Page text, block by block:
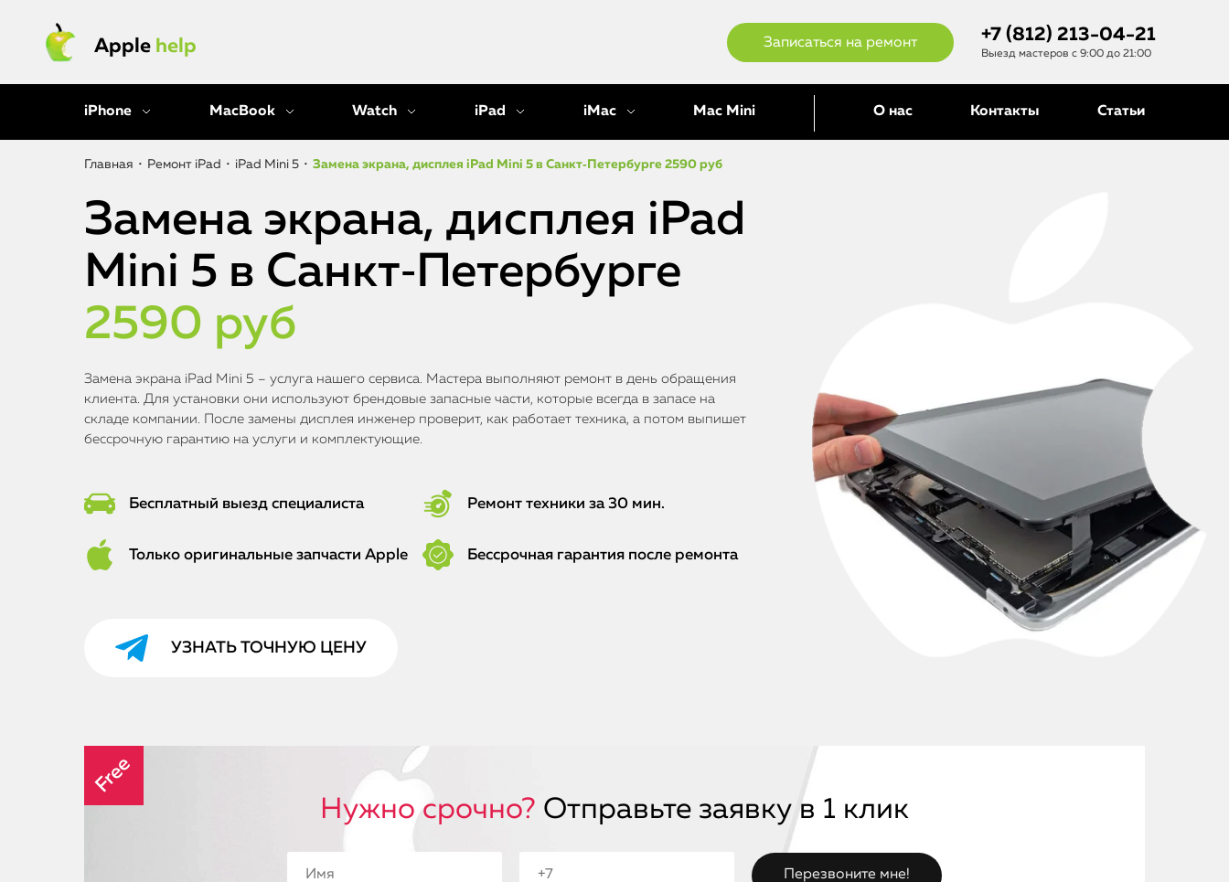
Apple help Записаться на ремонт +7 (812) 213-04-21
Выезд мастеров с 9:00 до 21:00
iPhone MacBook Watch iPad iMac Mac Mini О нас Контакты Статьи
Главная • Ремонт iPad • iPad Mini 5 • Замена экрана, дисплея iPad Mini 5 в Санкт‑Петербурге 2590 руб
Замена экрана, дисплея iPad
Mini 5 в Санкт‑Петербурге
2590 руб
Замена экрана iPad Mini 5 – услуга нашего сервиса. Мастера выполняют ремонт в день обращения
клиента. Для установки они используют брендовые запасные части, которые всегда в запасе на
складе компании. После замены дисплея инженер проверит, как работает техника, а потом выпишет
бессрочную гарантию на услуги и комплектующие.
Бесплатный выезд специалиста Ремонт техники за 30 мин.
Только оригинальные запчасти Apple Бессрочная гарантия после ремонта
УЗНАТЬ ТОЧНУЮ ЦЕНУ
Free
Нужно срочно? Отправьте заявку в 1 клик